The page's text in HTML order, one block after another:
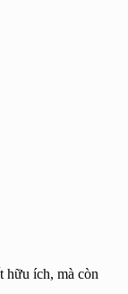
hữu ích, mà còn